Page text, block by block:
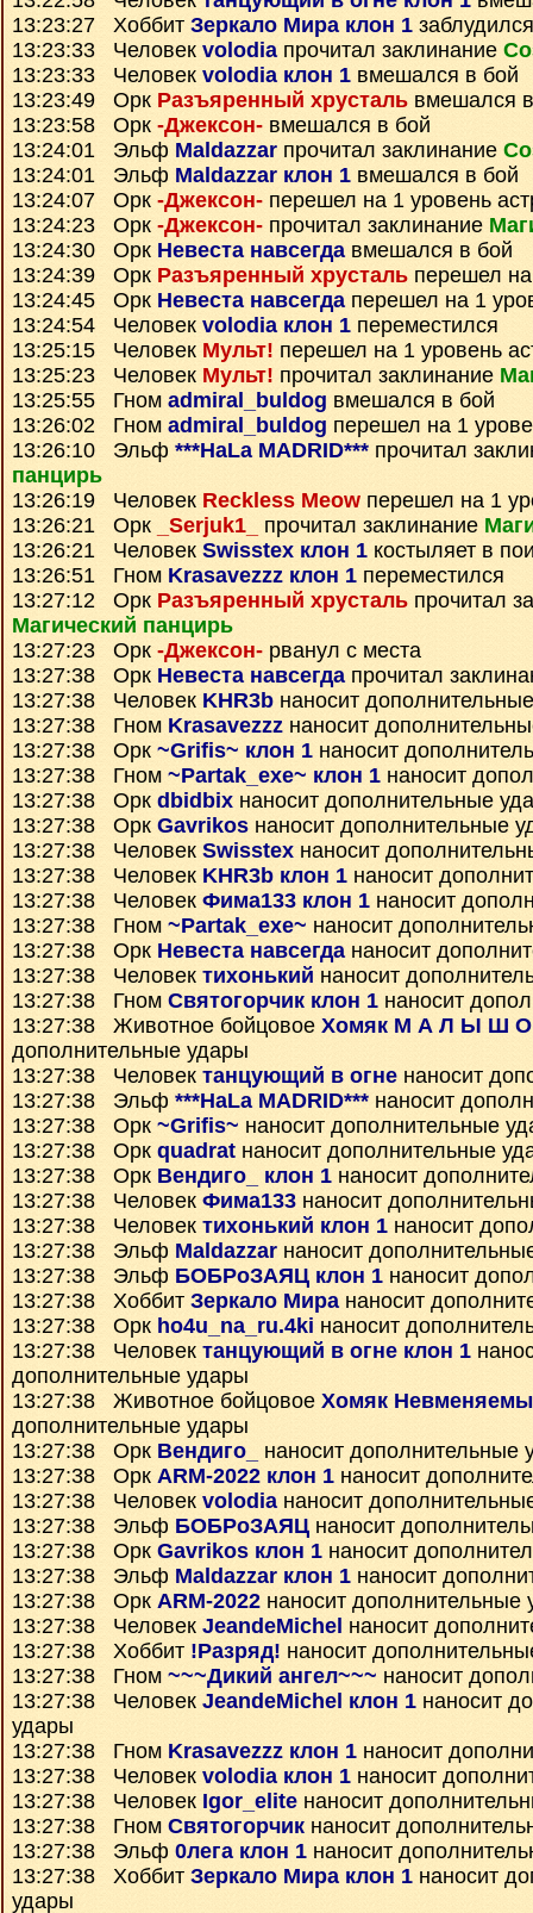
13:23:27 Хоббит Зеркало Мира клон 1 заблудился
13:23:33 Человек volodiaпрочитал заклинание
13:23:33 Человек volodia клон 1 вмешался в бой
13:23:49 Орк Разъяренный хрусталь вмешался
13:23:58 Орк -Джексон- вмешался в бой
13:24:01 Эльф Maldazzar прочитал заклинание
13:24:01 Эльф Maldazzar клон 1 вмешался в бой
13:24:07 Орк -Джексон- перешел на 1 уровень
13:24:23 Орк -Джексон- прочитал заклинание
13:24:30 Орк Невеста навсегдавмешался в бой
13:24:39 Орк Разъяренный хрусталь перешел
13:24:45 Орк Невеста навсегда перешел на 1
13:24:54 Человек volodia клон 1 переместился
13:25:15 Человек Мульт! перешел на 1 уровень
13:25:23 Человек Мульт! прочитал заклинание
13:25:55 Гном admiral_buldog вмешался в бой
13:26:02 Гном admiral_buldog перешел на 1
13:26:10 Эльф ***HaLa MADRID*** прочитал
панцирь
13:26:19 Человек Reckless Meow перешел на 1
13:26:21 Орк
_Serjuk1_ прочитал заклинание
13:26:21 Человек Swisstex клон 1 костыляет в
13:26:51 Гном Krasavezzz клон 1 переместился
13:27:12 Орк Разъяренный хрусталь прочитал
Магический панцирь
13:27:23 Орк -Джексон- рванул с места
13:27:38 Орк Невеста навсегда прочитал
13:27:38 Человек KHR3b наносит
13:27:38 Гном Krasavezzz наносит
13:27:38 Орк ~Grifis~ клон 1 наносит
13:27:38 Гном ~Partak_exe~ клон 1 наносит
13:27:38 Орк dbidbix наносит дополнительные
13:27:38 Орк Gavrikos наносит дополнительные
13:27:38 Человек Swisstex наносит
13:27:38 Человек KHR3b клон 1 наносит
13:27:38 Человек Фима133 клон 1 наносит
13:27:38 Гном ~Partak_exe~ наносит
13:27:38 Орк Невеста навсегдананосит
13:27:38 Человек тихонький наносит
13:27:38 Гном Святогорчик клон 1 наносит
13:27:38 Животное бойцовое Хомяк М А Л Ы Ш О
дополнительные удары
13:27:38 Человек танцующий в огне наносит
13:27:38 Эльф ***HaLa MADRID*** наносит
13:27:38 Орк ~Grifis~ наносит дополнительные
13:27:38 Орк quadrat наносит дополнительные
13:27:38 Орк Вендиго_ клон 1 наносит
13:27:38 Человек Фима133 наносит
13:27:38 Человек тихонький клон 1 наносит
13:27:38 Эльф Maldazzar наносит
13:27:38 Эльф БОБРоЗАЯЦ клон 1 наносит
13:27:38 Хоббит Зеркало Мирананосит
13:27:38 Орк ho4u_na_ru.4ki наносит
13:27:38 Человек танцующий в огне клон 1
дополнительные удары
13:27:38 Животное бойцовое Хомяк
дополнительные удары
13:27:38 Орк Вендиго_
наносит дополнительные
13:27:38 Орк ARM-2022 клон 1 наносит
13:27:38 Человек volodiaнаносит
13:27:38 Эльф БОБРоЗАЯЦ наносит
13:27:38 Орк Gavrikos клон 1 наносит
13:27:38 Эльф Maldazzar клон 1 наносит
13:27:38 Орк ARM-2022 наносит дополнительные
13:27:38 Человек JeandeMichel наносит
13:27:38 Хоббит !Разряд! наносит
13:27:38 Гном ~~~Дикий ангел~~~ наносит
13:27:38 Человек JeandeMichel клон 1 наносит
удары
13:27:38 Гном Krasavezzz клон 1 наносит
13:27:38 Человек volodia клон 1 наносит
13:27:38 Человек Igor_elite наносит
13:27:38 Гном Святогорчик наносит
13:27:38 Эльф 0лега клон 1 наносит
13:27:38 Хоббит Зеркало Мира клон 1 наносит
удары